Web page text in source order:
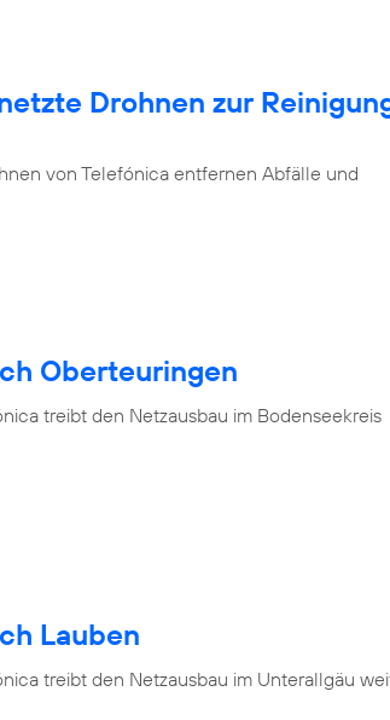
Drohnen zur
von Telefónica entfernen Abfälle und
Oberteuringen
treibt den Netzausbau im Bodenseekreis
Lauben
treibt den Netzausbau im Unterallgäu